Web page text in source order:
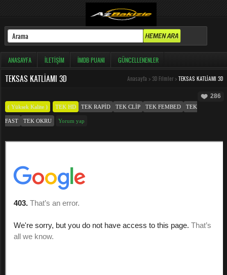
ANASAYFA İLETIŞIM İMDB PUANI GÜNCELLENENLER
TEKSAS KATLIAMI 3D Anasayfa > 3D Filmler> TEKSAS KATLIAMI 3D
286
( Yüksek Kalite ) TEK HD TEK RAPID TEK CLIP TEK FEMBED TEK
FAST TEK OKRU Yorum yap